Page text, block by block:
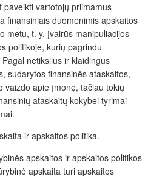
paveikti vartotojų priimamus
finansiniais duomenimis apskaitos
metu, t. y. įvairūs manipuliacijos
politikoje, kurių pagrindu
netikslius ir klaidingus
sudarytos finansinės ataskaitos,
vaizdo apie įmonę, tačiau tokių
ataskaitų kokybei tyrimai
ir apskaitos politika.
apskaitos ir apskaitos politikos
apskaita turi apskaitos